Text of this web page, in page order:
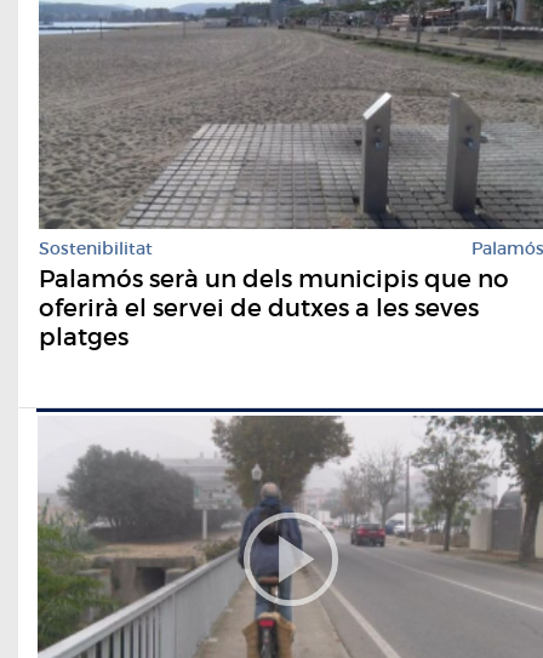
Sostenibilitat Palamós
Palamós serà un dels municipis que no
oferirà el servei de dutxes a les seves
platges